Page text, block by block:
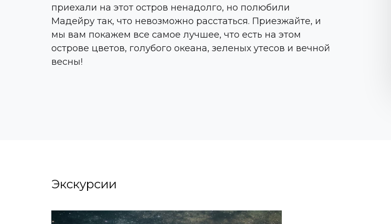
приехали на этот остров ненадолго, но полюбили
Мадейру так, что невозможно расстаться. Приезжайте, и
мы вам покажем все самое лучшее, что есть на этом
острове цветов, голубого океана, зеленых утесов и вечной
весны!
Экскурсии